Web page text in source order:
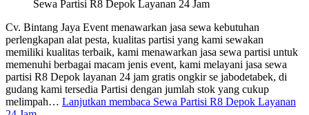
Sewa Partisi R8 Depok Layanan 24 Jam
Cv. Bintang Jaya Event menawarkan jasa sewa kebutuhan
perlengkapan alat pesta, kualitas partisi yang kami sewakan
memiliki kualitas terbaik, kami menawarkan jasa sewa partisi untuk
memenuhi berbagai macam jenis event, kami melayani jasa sewa
partisi R8 Depok layanan 24 jam gratis ongkir se jabodetabek, di
gudang kami tersedia Partisi dengan jumlah stok yang cukup
melimpah… Lanjutkan membaca Sewa Partisi R8 Depok Layanan